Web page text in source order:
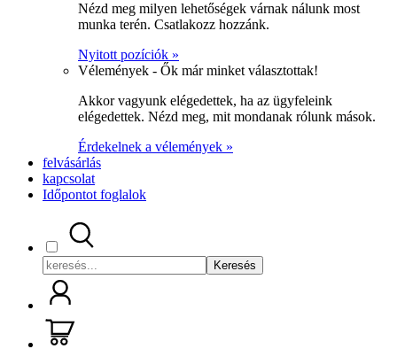
Nézd meg milyen lehetőségek várnak nálunk most
munka terén. Csatlakozz hozzánk.
Nyitott pozíciók »
Vélemények - Ők már minket választottak!
Akkor vagyunk elégedettek, ha az ügyfeleink
elégedettek. Nézd meg, mit mondanak rólunk mások.
Érdekelnek a vélemények »
felvásárlás
kapcsolat
Időpontot foglalok
Keresés